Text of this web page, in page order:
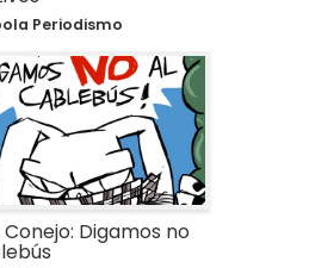
Periodismo
Digamos no